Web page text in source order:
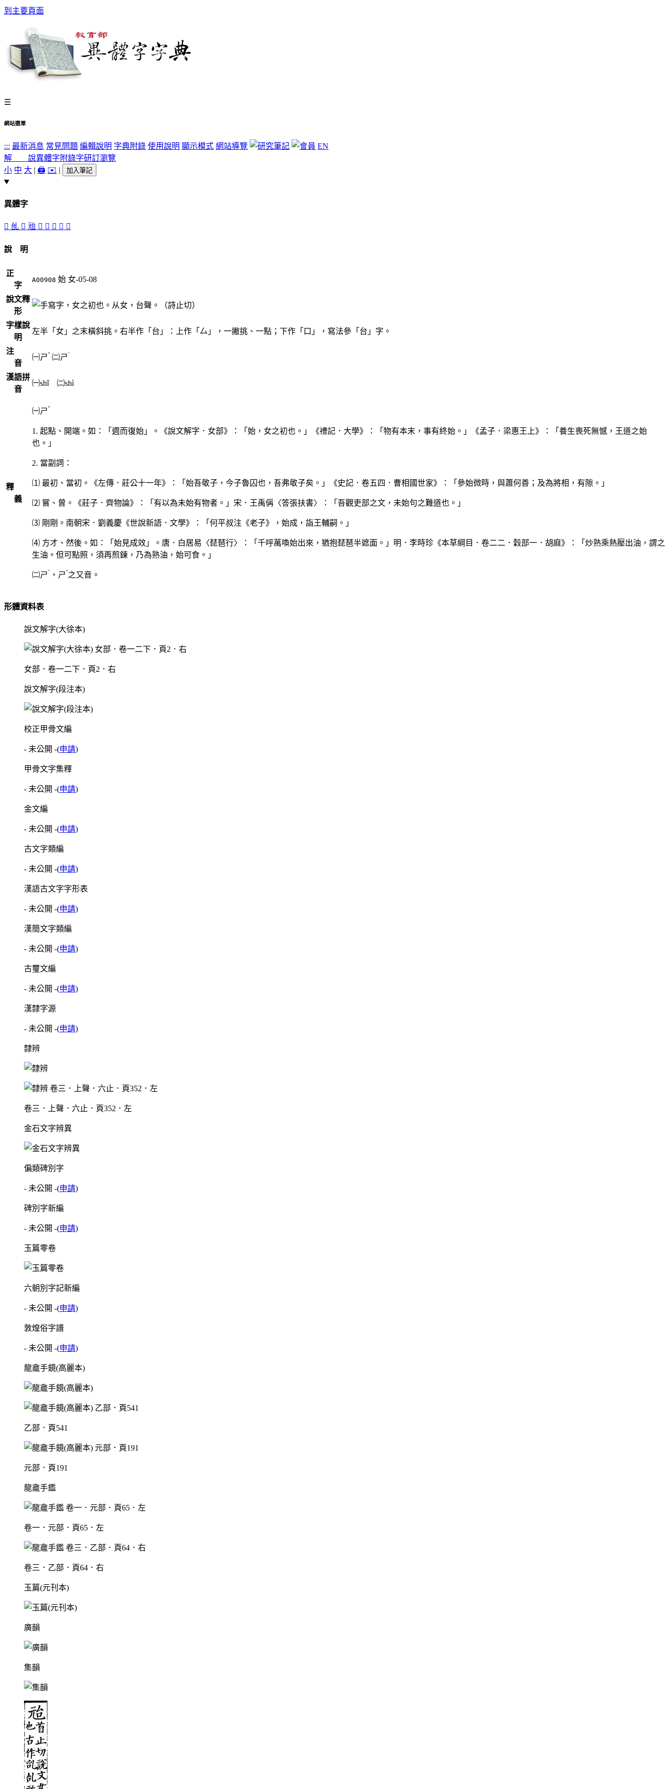
到主要頁面
☰
網站選單
::: 最新消息 常見問題 編輯說明 字典附錄 使用說明 顯示模式 網站導覽
EN
解 說異體字 附錄字研訂瀏覽
小 中 大 | 🖨️ ✉️ | 加入筆記
異體字
󱑘 乨 𠃭 兘 𠙉 󱑖 󱑕 󱑙 󱑗
說 明
正
字
A00908 始 女-05-08
說文釋
形
，女之初也。从女，台聲。（詩止切）
字樣說
明
左半「女」之末橫斜挑。右半作「台」：上作「厶」，一撇挑、一點；下作「口」，寫法參「台」字。
注
音
㈠ㄕˇ ㈡ㄕ ˋ
漢語拼
音
㈠shǐ ㈡shì
釋
義
㈠ㄕˇ
1. 起點、開端。如：「週而復始」。《說文解字．女部》：「始，女之初也。」《禮記．大學》：「物有本末，事有終始。」《孟子．梁惠王上》：「養生喪死無憾，王道之始
也。」
2. 當副詞：
⑴ 最初、當初。《左傳．莊公十一年》：「始吾敬子，今子魯囚也，吾弗敬子矣。」《史記．卷五四．曹相國世家》：「參始微時，與蕭何善；及為將相，有隙。」
⑵ 嘗、曾。《莊子．齊物論》：「有以為未始有物者。」宋．王禹偁〈答張扶書〉：「吾觀吏部之文，未始句之難道也。」
⑶ 剛剛。南朝宋．劉義慶《世說新語．文學》：「何平叔注《老子》，始成，詣王輔嗣。」
⑷ 方才、然後。如：「始見成效」。唐．白居易〈琵琶行〉：「千呼萬喚始出來，猶抱琵琶半遮面。」明．李時珍《本草綱目．卷二二．穀部一．胡麻》：「炒熟乘熱壓出油，謂之
生油。但可點照，須再煎鍊，乃為熟油，始可食。」
㈡ㄕ ˋ ， ㄕˇ之又音。
形體資料表
說文解字(大徐本)
女部．卷一二下．頁2．右
說文解字(段注本)
校正甲骨文編
- 未公開 -(申請)
甲骨文字集釋
- 未公開 -(申請)
金文編
- 未公開 -(申請)
古文字類編
- 未公開 -(申請)
漢語古文字字形表
- 未公開 -(申請)
漢簡文字類編
- 未公開 -(申請)
古璽文編
- 未公開 -(申請)
漢隸字源
- 未公開 -(申請)
隸辨
卷三．上聲．六止．頁352．左
金石文字辨異
偏類碑別字
- 未公開 -(申請)
碑別字新編
- 未公開 -(申請)
玉篇零卷
六朝別字記新編
- 未公開 -(申請)
敦煌俗字譜
- 未公開 -(申請)
龍龕手鏡(高麗本)
乙部．頁541
元部．頁191
龍龕手鑑
卷一．元部．頁65．左
卷三．乙部．頁64．右
玉篇(元刊本)
廣韻
集韻